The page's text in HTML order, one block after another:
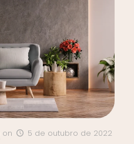
on 5 de outubro de 2022